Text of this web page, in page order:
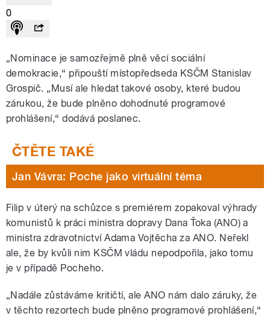
0
„Nominace je samozřejmě plně věcí sociální
demokracie,“ připouští místopředseda KSČM Stanislav
Grospič. „Musí ale hledat takové osoby, které budou
zárukou, že bude plněno dohodnuté programové
prohlášení,“ dodává poslanec.
Jan Vávra: Poche jako virtuální téma
Filip v úterý na schůzce s premiérem zopakoval výhrady
komunistů k práci ministra dopravy Dana Ťoka (ANO) a
ministra zdravotnictví Adama Vojtěcha za ANO. Neřekl
ale, že by kvůli nim KSČM vládu nepodpořila, jako tomu
je v případě Pocheho.
„Nadále zůstáváme kritičtí, ale ANO nám dalo záruky, že
v těchto rezortech bude plněno programové prohlášení,“